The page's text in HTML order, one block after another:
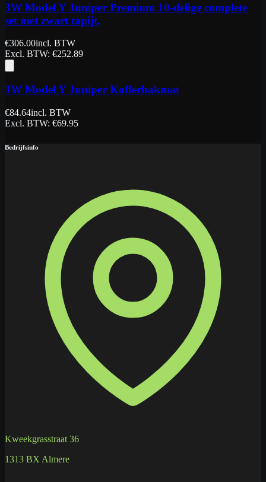
3W Model Y Juniper Premium 10-delige complete
set met zwart tapijt.
€306.00incl. BTW
Excl. BTW: €252.89
3W Model Y Juniper Kofferbakmat
€84.64incl. BTW
Excl. BTW: €69.95
Bedrijfsinfo
Kweekgrasstraat 36
1313 BX Almere